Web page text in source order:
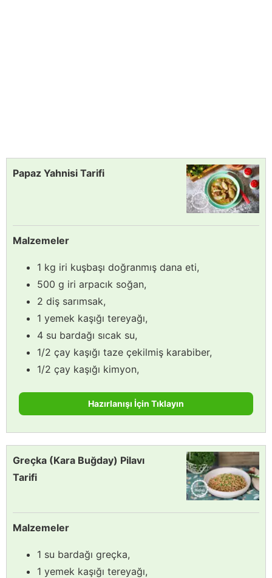
Papaz Yahnisi Tarifi
Malzemeler
1 kg iri kuşbaşı doğranmış dana eti,
500 g iri arpacık soğan,
2 diş sarımsak,
1 yemek kaşığı tereyağı,
4 su bardağı sıcak su,
1/2 çay kaşığı taze çekilmiş karabiber,
1/2 çay kaşığı kimyon,
Hazırlanışı İçin Tıklayın
Greçka (Kara Buğday) Pilavı
Tarifi
Malzemeler
1 su bardağı greçka,
1 yemek kaşığı tereyağı,